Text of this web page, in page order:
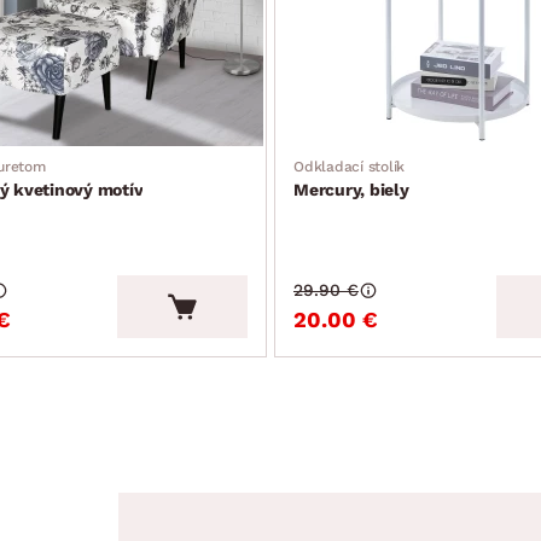
kvetinový motív
Odkladací stolík
Mercury, biely
20.00 €
29.90 €